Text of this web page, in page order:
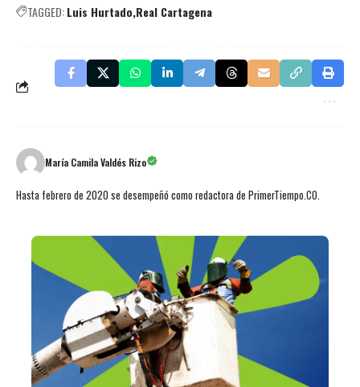
TAGGED:Luis Hurtado Real Cartagena
María Camila Valdés Rizo
Hasta febrero de 2020 se desempeñó como redactora de PrimerTiempo.CO.